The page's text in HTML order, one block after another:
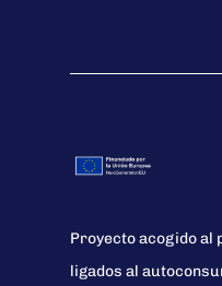
Proyecto acogido al
ligados al